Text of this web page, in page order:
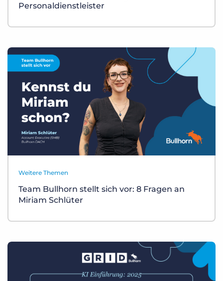
Personaldienstleister
Weitere Themen
Team Bullhorn stellt sich vor: 8 Fragen an
Miriam Schlüter